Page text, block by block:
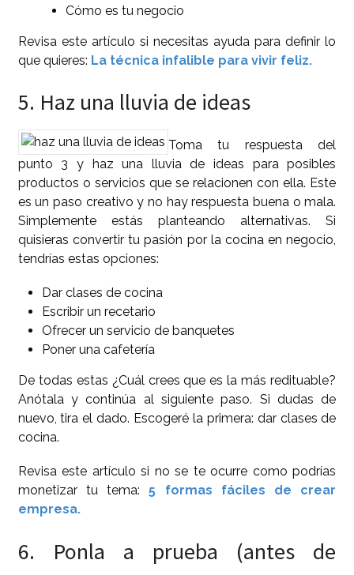
Cómo es tu negocio
Revisa este artículo si necesitas ayuda para definir lo
que quieres: La técnica infalible para vivir feliz.
5. Haz una lluvia de ideas
Toma tu respuesta del
punto 3 y haz una lluvia de ideas para posibles
productos o servicios que se relacionen con ella. Este
es un paso creativo y no hay respuesta buena o mala.
Simplemente estás planteando alternativas. Si
quisieras convertir tu pasión por la cocina en negocio,
tendrías estas opciones:
Dar clases de cocina
Escribir un recetario
Ofrecer un servicio de banquetes
Poner una cafetería
De todas estas ¿Cuál crees que es la más redituable?
Anótala y continúa al siguiente paso. Si dudas de
nuevo, tira el dado. Escogeré la primera: dar clases de
cocina.
Revisa este artículo si no se te ocurre como podrías
monetizar tu tema:5 formas fáciles de crear
empresa.
6. Ponla a prueba (antes de